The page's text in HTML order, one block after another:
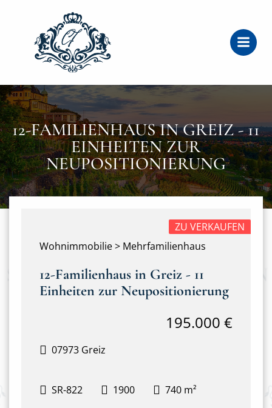
12-FAMILIENHAUS IN GREIZ - 11
EINHEITEN ZUR
NEUPOSITIONIERUNG
Wohnimmobilie > Mehrfamilienhaus
ZU VERKAUFEN
12-Familienhaus in Greiz - 11
Einheiten zur Neupositionierung
07973 Greiz
195.000 €
SR-822 1900 740 m²